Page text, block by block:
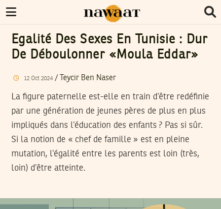
Egalité Des Sexes En Tunisie : Dur
De Déboulonner «Moula Eddar»
12 Oct 2024/ Teycir Ben Naser
La figure paternelle est-elle en train d’être redéfinie
par une génération de jeunes pères de plus en plus
impliqués dans l’éducation des enfants ? Pas si sûr.
Si la notion de « chef de famille » est en pleine
mutation, l’égalité entre les parents est loin (très,
loin) d’être atteinte.